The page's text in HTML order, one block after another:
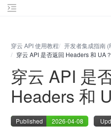
穿云 API 使用教程
开发者集成指南
穿云 API 是否返回 Headers 和 UA？
穿云 API 是
Headers 和
Published 2026-04-08